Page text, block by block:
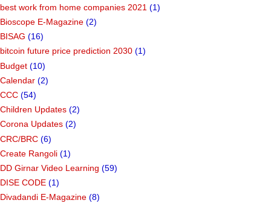
best work from home companies 2021 (1)
Bioscope E-Magazine (2)
BISAG (16)
bitcoin future price prediction 2030 (1)
Budget (10)
Calendar (2)
CCC (54)
Children Updates (2)
Corona Updates (2)
CRC/BRC (6)
Create Rangoli (1)
DD Girnar Video Learning (59)
DISE CODE (1)
Divadandi E-Magazine (8)